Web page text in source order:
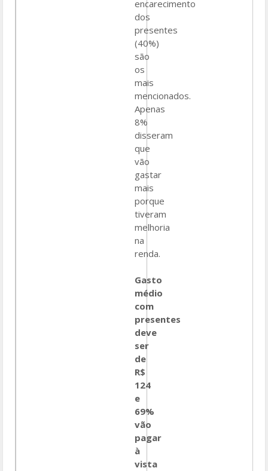
encarecimento
dos
presentes
(40%)
são
os
mais
mencionados.
Apenas
8%
disseram
que
vão
gastar
mais
porque
tiveram
melhoria
na
renda.
Gasto
médio
com
presentes
deve
ser
de
R$
124
e
69%
vão
pagar
à
vista